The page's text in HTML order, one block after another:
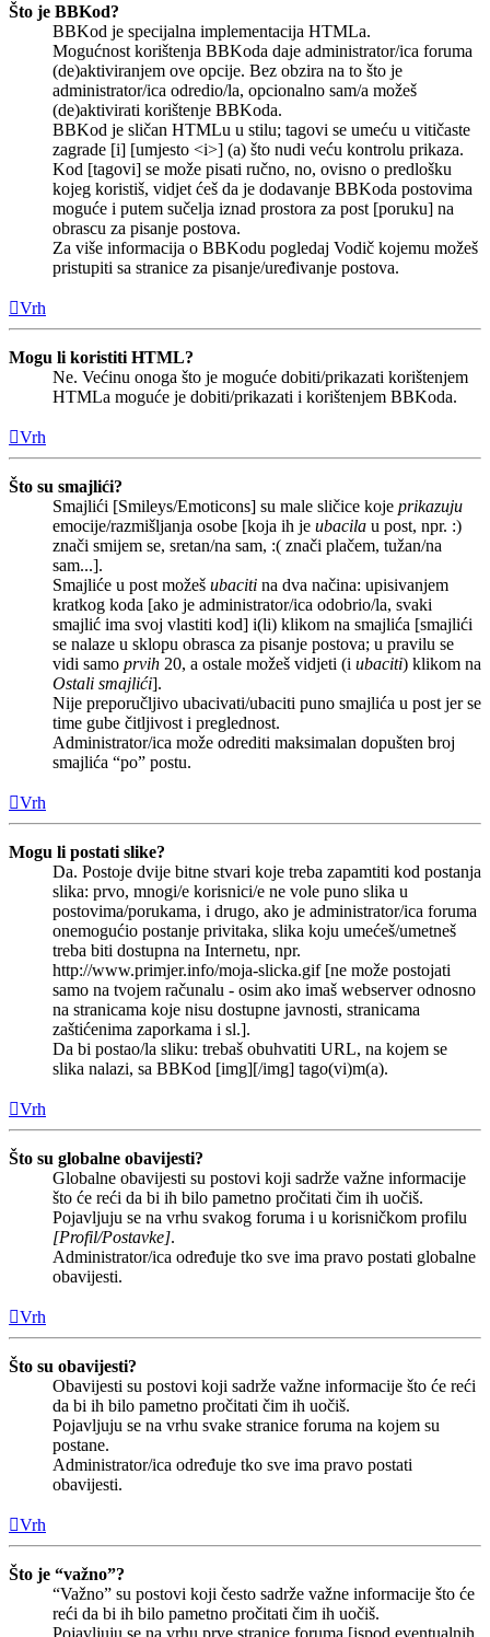
Što je BBKod?
BBKod je specijalna implementacija HTMLa.
Mogućnost korištenja BBKoda daje administrator/ica foruma
(de)aktiviranjem ove opcije. Bez obzira na to što je
administrator/ica odredio/la, opcionalno sam/a možeš
(de)aktivirati korištenje BBKoda.
BBKod je sličan HTMLu u stilu; tagovi se umeću u vitičaste
zagrade [i] [umjesto <i>] (a) što nudi veću kontrolu prikaza.
Kod [tagovi] se može pisati ručno, no, ovisno o predlošku
kojeg koristiš, vidjet ćeš da je dodavanje BBKoda postovima
moguće i putem sučelja iznad prostora za post [poruku] na
obrascu za pisanje postova.
Za više informacija o BBKodu pogledaj Vodič kojemu možeš
pristupiti sa stranice za pisanje/uređivanje postova.
Vrh
Mogu li koristiti HTML?
Ne. Većinu onoga što je moguće dobiti/prikazati korištenjem
HTMLa moguće je dobiti/prikazati i korištenjem BBKoda.
Vrh
Što su smajlići?
Smajlići [Smileys/Emoticons] su male sličice koje prikazuju
emocije/razmišljanja osobe [koja ih je ubacila u post, npr. :)
znači smijem se, sretan/na sam, :( znači plačem, tužan/na
sam...].
Smajliće u post možeš ubaciti na dva načina: upisivanjem
kratkog koda [ako je administrator/ica odobrio/la, svaki
smajlić ima svoj vlastiti kod] i(li) klikom na smajlića [smajlići
se nalaze u sklopu obrasca za pisanje postova; u pravilu se
vidi samo prvih 20, a ostale možeš vidjeti (i ubaciti) klikom na
Ostali smajlići].
Nije preporučljivo ubacivati/ubaciti puno smajlića u post jer se
time gube čitljivost i preglednost.
Administrator/ica može odrediti maksimalan dopušten broj
smajlića “po” postu.
Vrh
Mogu li postati slike?
Da. Postoje dvije bitne stvari koje treba zapamtiti kod postanja
slika: prvo, mnogi/e korisnici/e ne vole puno slika u
postovima/porukama, i drugo, ako je administrator/ica foruma
onemogućio postanje privitaka, slika koju umećeš/umetneš
treba biti dostupna na Internetu, npr.
http://www.primjer.info/moja-slicka.gif [ne može postojati
samo na tvojem računalu - osim ako imaš webserver odnosno
na stranicama koje nisu dostupne javnosti, stranicama
zaštićenima zaporkama i sl.].
Da bi postao/la sliku: trebaš obuhvatiti URL, na kojem se
slika nalazi, sa BBKod [img][/img] tago(vi)m(a).
Vrh
Što su globalne obavijesti?
Globalne obavijesti su postovi koji sadrže važne informacije
što će reći da bi ih bilo pametno pročitati čim ih uočiš.
Pojavljuju se na vrhu svakog foruma i u korisničkom profilu
[Profil/Postavke].
Administrator/ica određuje tko sve ima pravo postati globalne
obavijesti.
Vrh
Što su obavijesti?
Obavijesti su postovi koji sadrže važne informacije što će reći
da bi ih bilo pametno pročitati čim ih uočiš.
Pojavljuju se na vrhu svake stranice foruma na kojem su
postane.
Administrator/ica određuje tko sve ima pravo postati
obavijesti.
Vrh
Što je “važno”?
“Važno” su postovi koji često sadrže važne informacije što će
reći da bi ih bilo pametno pročitati čim ih uočiš.
Pojavljuju se na vrhu prve stranice foruma [ispod eventualnih